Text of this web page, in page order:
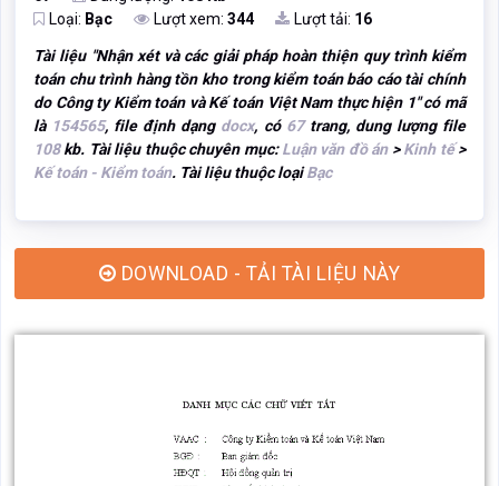
Loại: Bạc Lượt xem: 344 Lượt tải: 16
Tài liệu "Nhận xét và các giải pháp hoàn thiện quy trình kiểm
toán chu trình hàng tồn kho trong kiểm toán báo cáo tài chính
do Công ty Kiểm toán và Kế toán Việt Nam thực hiện 1" có mã
là 154565, file định dạng docx, có 67trang, dung lượng file
108kb. Tài liệu thuộc chuyên mục:Luận văn đồ án>Kinh tế>
Kế toán - Kiểm toán. Tài liệu thuộc loạiBạc
DOWNLOAD - TẢI TÀI LIỆU NÀY